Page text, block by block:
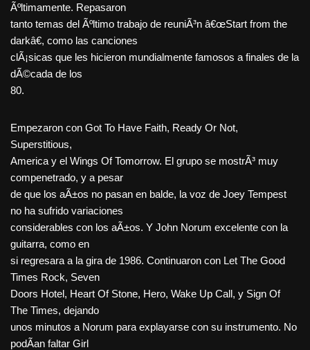
Ãºltimamente. Repasaron
tanto temas del Ãºltimo trabajo de reuniÃ³n â€œStart from the
darkâ€, como las canciones
clÃ¡sicas que les hicieron mundialmente famosos a finales de la
dÃ©cada de los
80.
Empezaron con Got To Have Faith, Ready Or Not,
Superstitious,
America y el Wings Of Tomorrow. El grupo se mostrÃ³ muy
compenetrado, y a pesar
de que los aÃ±os no pasan en balde, la voz de Joey Tempest
no ha sufrido variaciones
considerables con los aÃ±os. Y John Norum excelente con la
guitarra, como en
si regresara a la gira de 1986. Continuaron con Let The Good
Times Rock, Seven
Doors Hotel, Heart Of Stone, Hero, Wake Up Call, y Sign Of
The Times, dejando
unos minutos a Norum para explayarse con su instrumento. No
podÃ­an faltar Girl